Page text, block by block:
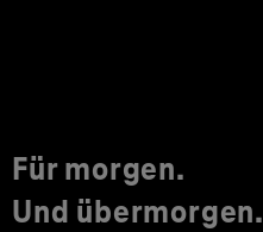
Für morgen.
Und übermorgen.